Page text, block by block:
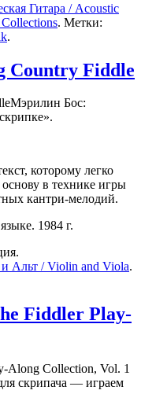
Гитара / Acoustic
. Метки:
.
Country Fiddle
Мэрилин Бос:
которому легко
в технике игры
кантри-мелодий.
1984 г.
Альт / Violin and Viola.
Fiddler Play-
скрипача — играем